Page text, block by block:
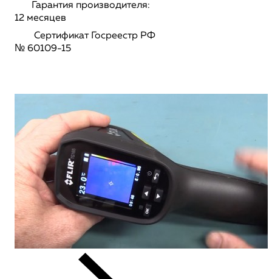
Гарантия производителя:
12 месяцев
Сертификат Госреестр РФ
№ 60109-15